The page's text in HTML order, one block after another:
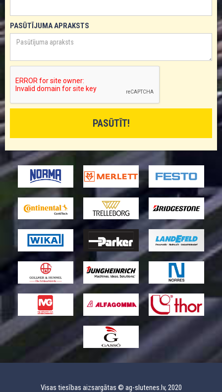
PASŪTĪJUMA APRAKSTS
Visas tiesības aizsargātas © ag-slutenes.lv, 2020